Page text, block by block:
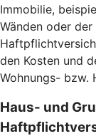
Immobilie,
Wänden oder
den Kosten und
Wohnungs- bzw.
Haus- und